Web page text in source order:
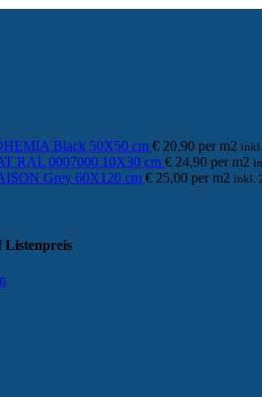
Black 50X50 cm € 20,90 per m2
RAL 0007000 10X30 cm € 24,90 per m2
Grey 60X120 cm € 25,00 per m2 inkl.
Listenpreis